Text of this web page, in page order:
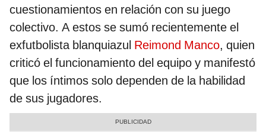
cuestionamientos en relación con su juego
colectivo. A estos se sumó recientemente el
exfutbolista blanquiazul Reimond Manco, quien
criticó el funcionamiento del equipo y manifestó
que los íntimos solo dependen de la habilidad
de sus jugadores.